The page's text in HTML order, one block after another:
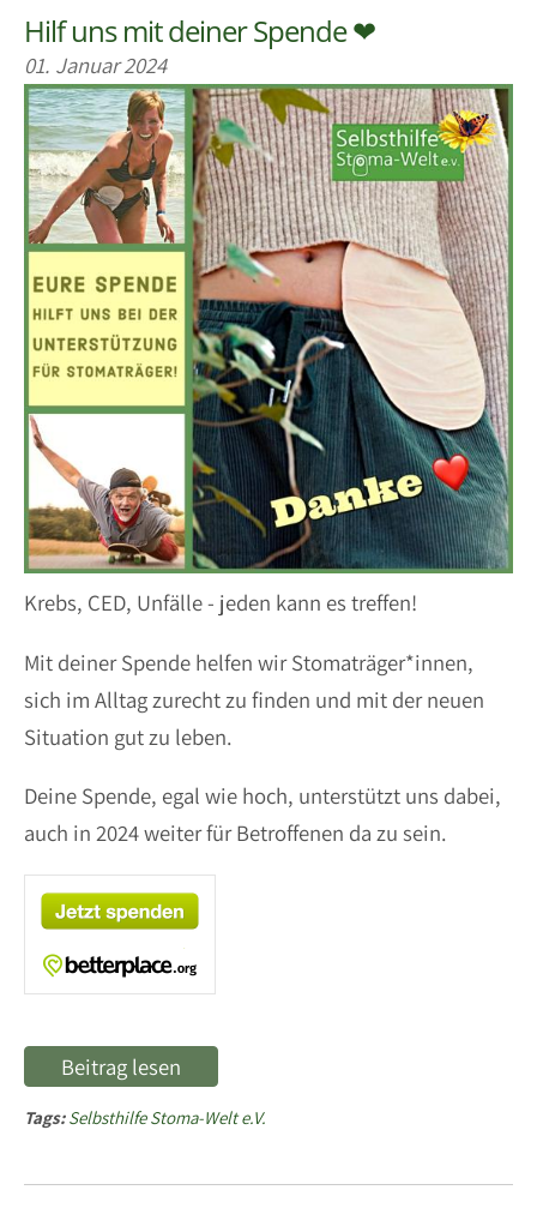
Hilf uns mit deiner Spende ❤
01. Januar 2024
Krebs, CED, Unfälle - jeden kann es treffen!
Mit deiner Spende helfen wir Stomaträger*innen,
sich im Alltag zurecht zu finden und mit der neuen
Situation gut zu leben.
Deine Spende, egal wie hoch, unterstützt uns dabei,
auch in 2024 weiter für Betroffenen da zu sein.
Beitrag lesen
Tags:Selbsthilfe Stoma-Welt e.V.